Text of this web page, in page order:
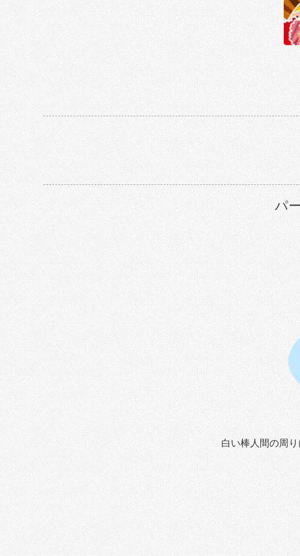
パ
白い棒人間の周